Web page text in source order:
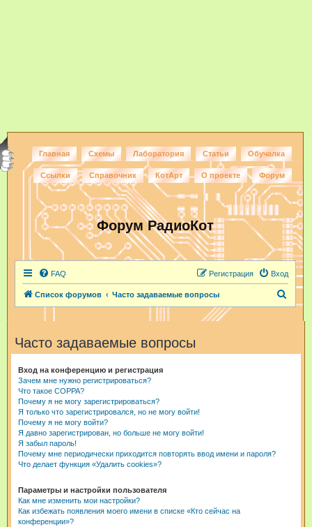
Главная Схемы Лаборатория Статьи Обучалка
Ссылки Справочник КотАрт О проекте Форум
Форум РадиоКот
FAQ Вход
Регистрация
Список форумов Часто задаваемые вопросы
Часто задаваемые вопросы
Вход на конференцию и регистрация
Зачем мне нужно регистрироваться?
Что такое COPPA?
Почему я не могу зарегистрироваться?
Я только что зарегистрировался, но не могу войти!
Почему я не могу войти?
Я давно зарегистрирован, но больше не могу войти!
Я забыл пароль!
Почему мне периодически приходится повторять ввод имени и пароля?
Что делает функция «Удалить cookies»?
Параметры и настройки пользователя
Как мне изменить мои настройки?
Как избежать появления моего имени в списке «Кто сейчас на
конференции»?